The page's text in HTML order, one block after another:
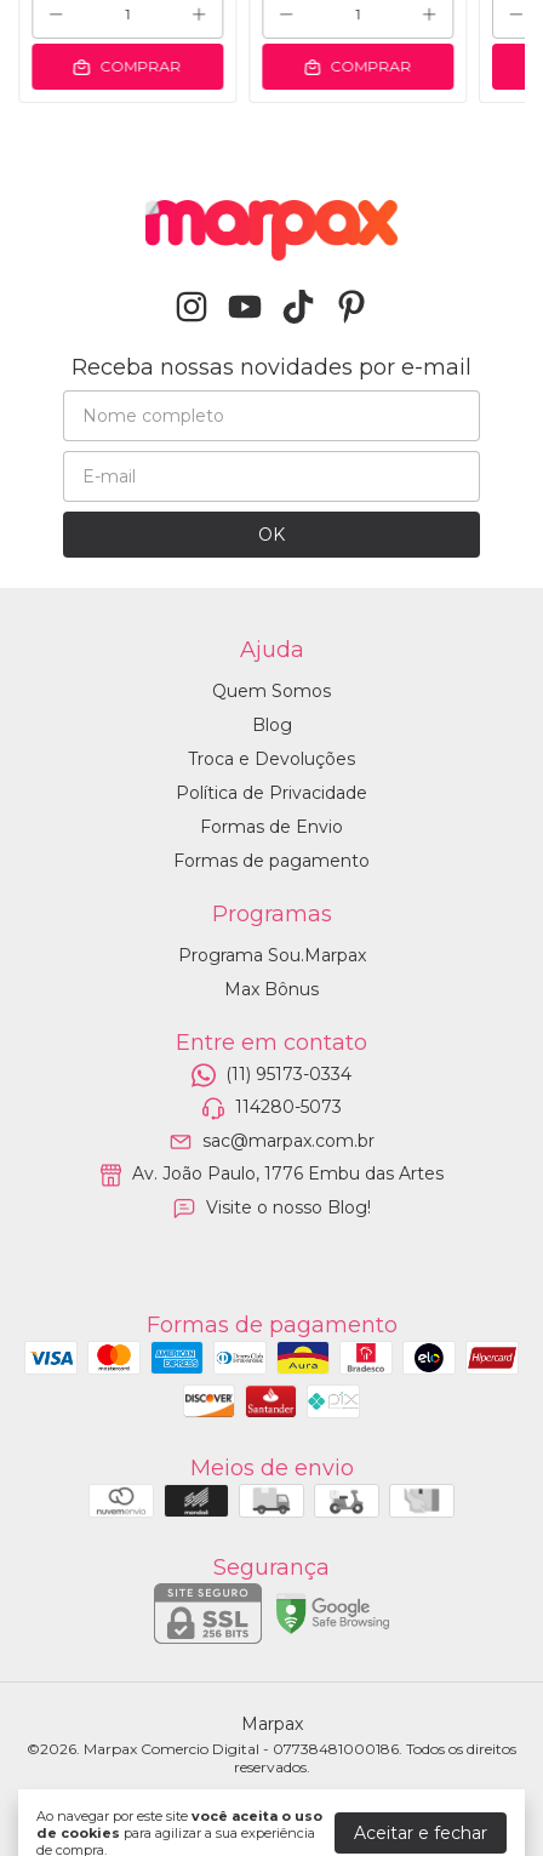
Ao navegar por este site você aceita o uso
de cookies para agilizar a sua experiência
de compra.
Aceitar e fechar
COMPRAR COMPRAR
Receba nossas novidades por e-mail
Ajuda
Quem Somos
Blog
Troca e Devoluções
Política de Privacidade
Formas de Envio
Formas de pagamento
Programas
Programa Sou.Marpax
Max Bônus
Entre em contato
(11) 95173-0334
114280-5073
sac@marpax.com.br
Av. João Paulo, 1776 Embu das Artes
Visite o nosso Blog!
Formas de pagamento
Meios de envio
Segurança
Marpax
©2026. Marpax Comercio Digital - 07738481000186. Todos os direitos
reservados.